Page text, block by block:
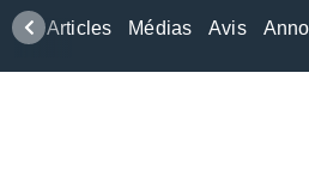
Articles Médias Avis